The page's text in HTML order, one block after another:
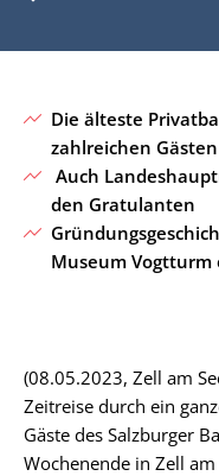
Die älteste
zahlreichen Gästen
Auch
den Gratulanten
Museum Vogtturm
(08.05.2023, Zell am
Zeitreise durch ein
Gäste des Salzburger
Wochenende in Zell